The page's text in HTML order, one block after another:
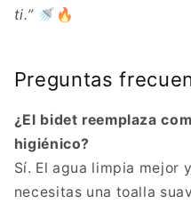
ti.” 🚿🔥
Preguntas
¿El bidet reemplaza
higiénico?
Sí. El agua limpia mejor
necesitas una toalla